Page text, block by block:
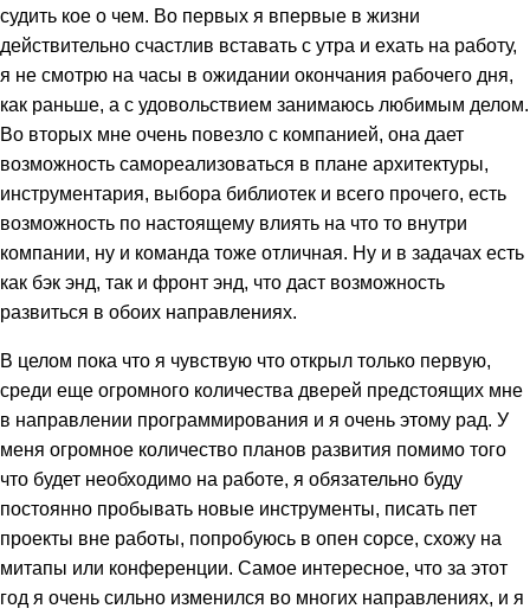
судить кое о чем. Во первых я впервые в жизни
действительно счастлив вставать с утра и ехать на работу,
я не смотрю на часы в ожидании окончания рабочего дня,
как раньше, а с удовольствием занимаюсь любимым делом.
Во вторых мне очень повезло с компанией, она дает
возможность самореализоваться в плане архитектуры,
инструментария, выбора библиотек и всего прочего, есть
возможность по настоящему влиять на что то внутри
компании, ну и команда тоже отличная. Ну и в задачах есть
как бэк энд, так и фронт энд, что даст возможность
развиться в обоих направлениях.
В целом пока что я чувствую что открыл только первую,
среди еще огромного количества дверей предстоящих мне
в направлении программирования и я очень этому рад. У
меня огромное количество планов развития помимо того
что будет необходимо на работе, я обязательно буду
постоянно пробывать новые инструменты, писать пет
проекты вне работы, попробуюсь в опен сорсе, схожу на
митапы или конференции. Самое интересное, что за этот
год я очень сильно изменился во многих направлениях, и я